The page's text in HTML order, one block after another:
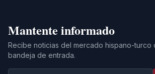
Mantente informado
Recibe noticias del mercado hispano-turco
bandeja de entrada.